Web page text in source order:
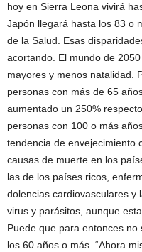
hoy en Sierra Leona vivirá
Japón llegará hasta los 83 o
de la Salud. Esas
acortando. El mundo de
mayores y menos natalidad.
personas con más de 65
aumentado un 250%
personas con 100 o más
tendencia de envejecimiento
causas de muerte en los
las de los países ricos,
dolencias cardiovasculares y
virus y parásitos, aunque
Puede que para entonces
los 60 años o más. “Ahora